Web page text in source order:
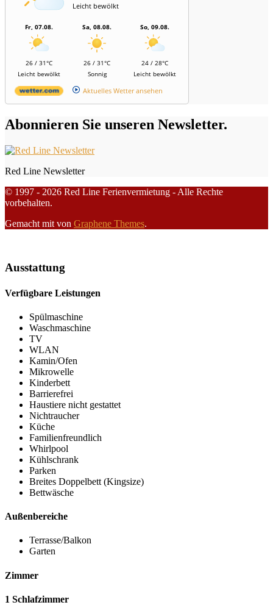
Leicht bewölkt
Fr, 07.08.
26 / 31°C
Leicht bewölkt
Sa, 08.08.
26 / 31°C
Sonnig
So, 09.08.
24 / 28°C
Leicht bewölkt
Aktuelles Wetter ansehen
Abonnieren Sie unseren Newsletter.
Red Line Newsletter
© 1997 - 2026 Red Line Ferienvermietung - Alle Rechte
vorbehalten.
Gemacht mit von Graphene Themes.
Ausstattung
Verfügbare Leistungen
Spülmaschine
Waschmaschine
TV
WLAN
Kamin/Ofen
Mikrowelle
Kinderbett
Barrierefrei
Haustiere nicht gestattet
Nichtraucher
Küche
Familienfreundlich
Whirlpool
Kühlschrank
Parken
Breites Doppelbett (Kingsize)
Bettwäsche
Außenbereiche
Terrasse/Balkon
Garten
Zimmer
1 Schlafzimmer